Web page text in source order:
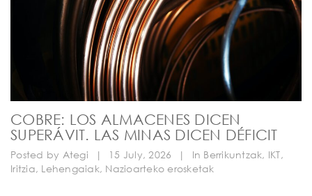
COBRE: LOS ALMACENES DICEN
SUPERÁVIT. LAS MINAS DICEN DÉFICIT
Posted by Ategi | 15 July, 2026 | In Berrikuntzak, IKT,
Iritzia, Lehengaiak, Nazioarteko erosketak